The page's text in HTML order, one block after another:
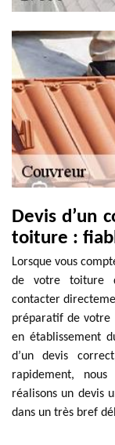
Devis d’un
toiture :
Lorsque vous
de votre toiture
contacter
préparatif de votre
en établissement
d’un devis
rapidement,
réalisons un devis
dans un très bref